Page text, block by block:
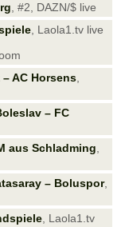
, #2, DAZN/$ live
, Laola1.tv live
AC Horsens
– FC
aus Schladming
– Boluspor,
, Laola1.tv